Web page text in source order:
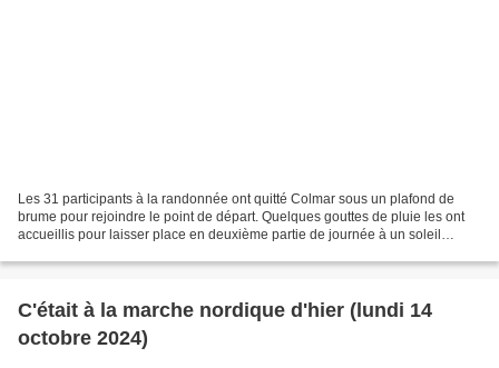
Les 31 participants à la randonnée ont quitté Colmar sous un plafond de
brume pour rejoindre le point de départ. Quelques gouttes de pluie les ont
accueillis pour laisser place en deuxième partie de journée à un soleil
C'était à la marche nordique d'hier (lundi 14
octobre 2024)